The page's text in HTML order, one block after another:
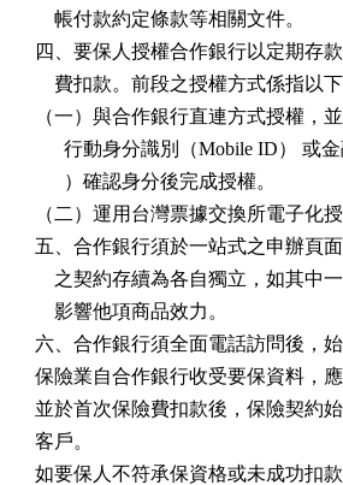
    帳付款約定條款等相關文件。
四、要保人授權合作銀行以定期存
費扣款。前段之授權方式係指以
（一）與合作銀行直連方式授權，
行動身分識別（Mobile ID） 或
      ）確認身分後完成授權。
（二）運用台灣票據交換所電子化
五、合作銀行須於一站式之申辦頁
之契約存續為各自獨立，如其
    影響他項商品效力。
六、合作銀行須全面電話訪問後，
保險業自合作銀行收受要保資料，
並於首次保險費扣款後，保險契約
客戶。
如要保人不符承保資格或未成功扣